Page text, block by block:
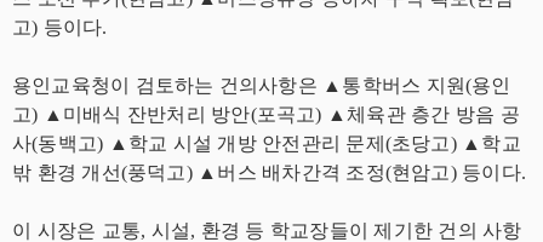
고) 등이다.
용인교육청이 검토하는 건의사항은 ▲통학버스 지원(용인
고) ▲미배식 잔반처리 방안(포곡고) ▲체육관 층간 방음 공
사(동백고) ▲학교 시설 개방 안전관리 문제(초당고) ▲학교
밖 환경 개선(풍덕고) ▲버스 배차간격 조정(현암고) 등이다.
이 시장은 교통, 시설, 환경 등 학교장들이 제기한 건의 사항